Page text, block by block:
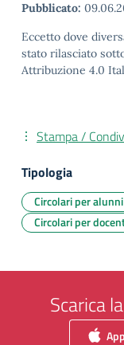
Pubblicato:
Eccetto dove
stato rilasciato
Attribuzione 4.0
Stampa /
Tipologia
Circolari per
Circolari per
Scarica